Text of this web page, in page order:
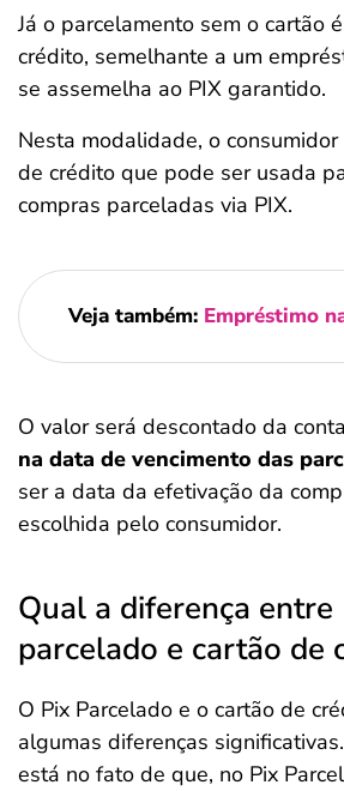
Já o parcelamento sem o cartão
crédito, semelhante a um
se assemelha ao PIX garantido.
Nesta modalidade, o
de crédito que pode ser usada
compras parceladas via PIX.
Veja também: Empréstimo
O valor será descontado da
na data de vencimento das
ser a data da efetivação da
escolhida pelo consumidor.
Qual a diferença entre
parcelado e cartão de
O Pix Parcelado e o cartão de
algumas diferenças
está no fato de que, no Pix